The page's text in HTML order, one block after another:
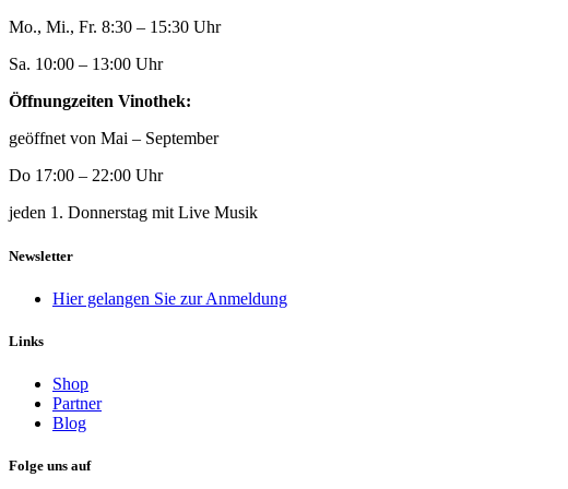
Mo., Mi., Fr. 8:30 – 15:30 Uhr
Sa. 10:00 – 13:00 Uhr
Öffnungzeiten Vinothek:
geöffnet von Mai – September
Do 17:00 – 22:00 Uhr
jeden 1. Donnerstag mit Live Musik
Newsletter
Hier gelangen Sie zur Anmeldung
Links
Shop
Partner
Blog
Folge uns auf